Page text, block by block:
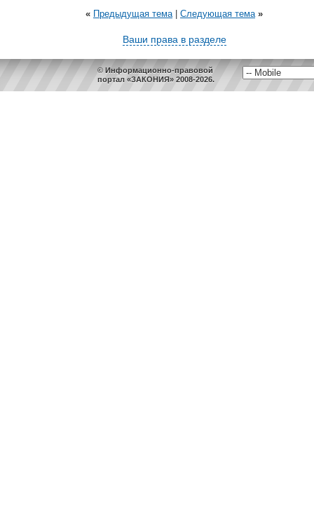
« Предыдущая тема| Следующая тема »
Ваши права в разделе
© Информационно-правовой
портал «ЗАКОНИЯ» 2008-2026.